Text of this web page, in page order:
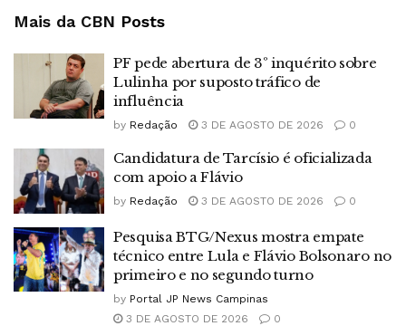
Mais da CBN Posts
PF pede abertura de 3º inquérito sobre
Lulinha por suposto tráfico de
influência
by Redação 3 DE AGOSTO DE 2026 0
Candidatura de Tarcísio é oficializada
com apoio a Flávio
by Redação 3 DE AGOSTO DE 2026 0
Pesquisa BTG/Nexus mostra empate
técnico entre Lula e Flávio Bolsonaro no
primeiro e no segundo turno
by Portal JP News Campinas
3 DE AGOSTO DE 2026
0